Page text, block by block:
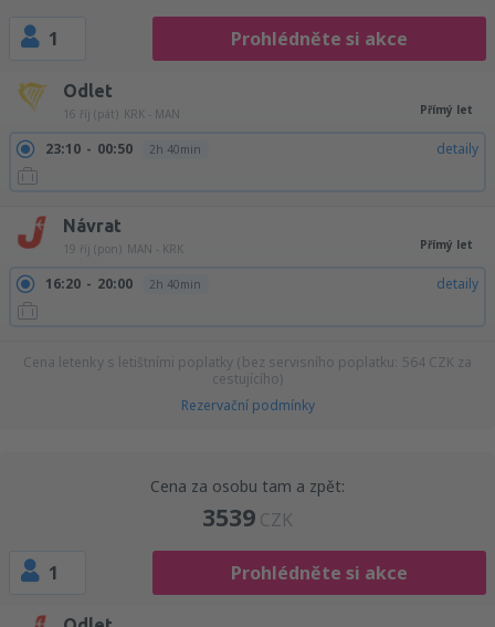
1 Prohlédněte si akce
Odlet
16 říj (pát) KRK - MAN Přímý let
23:10 00:50 2h 40min detaily
Návrat
19 říj (pon) MAN - KRK Přímý let
16:20 20:00 2h 40min detaily
Cena letenky s letištními poplatky (bez servisního poplatku: 564 CZK za
cestujícího)
Rezervační podmínky
Cena za osobu tam a zpět:
3539 CZK
1 Prohlédněte si akce